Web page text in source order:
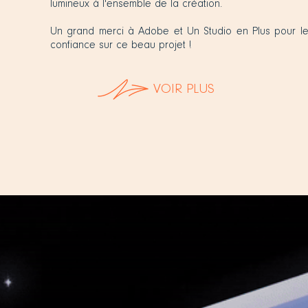
lumineux à l'ensemble de la création.
Un grand merci à Adobe et Un Studio en Plus pour
confiance sur ce beau projet !
VOIR PLUS